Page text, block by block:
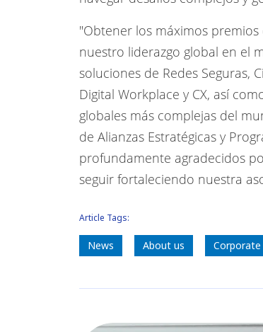
"Obtener los máximos
nuestro liderazgo global en el
soluciones de Redes Seguras,
Digital Workplace y CX, así
globales más complejas del
de Alianzas Estratégicas y
profundamente agradecidos
seguir fortaleciendo nuestra
Article Tags:
News About us Corporate